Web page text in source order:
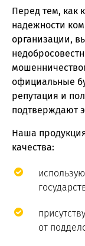
Перед тем, как
надежности
организации,
официальные
репутация и
подтверждают
Наша
качества:
от